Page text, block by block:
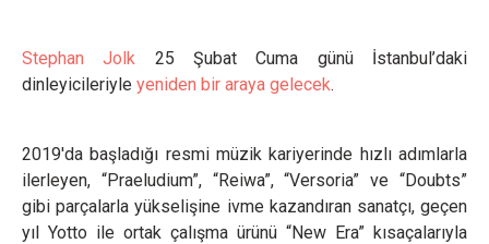
Stephan Jolk 25 Şubat Cuma günü İstanbul’daki
dinleyicileriyle yeniden bir araya gelecek.
2019'da başladığı resmi müzik kariyerinde hızlı adımlarla
ilerleyen, “Praeludium”, “Reiwa”, “Versoria” ve “Doubts”
gibi parçalarla yükselişine ivme kazandıran sanatçı, geçen
yıl Yotto ile ortak çalışma ürünü “New Era” kısaçalarıyla